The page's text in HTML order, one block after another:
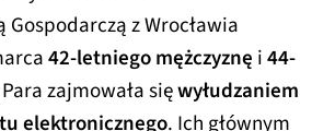
Gospodarczą z Wrocławia
42-letniego mężczyznę i 44-
. Para zajmowała sięwyłudzaniem
elektronicznego . Ich głównym